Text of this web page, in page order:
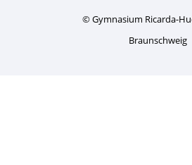
© Gymnasium Ricarda-
Braunschweig